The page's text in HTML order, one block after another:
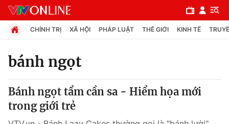
Chuyên mục
Chính trị
CHÍNH TRỊ XÃ HỘI PHÁP LUẬT THẾ GIỚI KINH TẾ
bánh ngọt
Bánh ngọt tẩm cần sa - Hiểm họa mới
trong giới trẻ